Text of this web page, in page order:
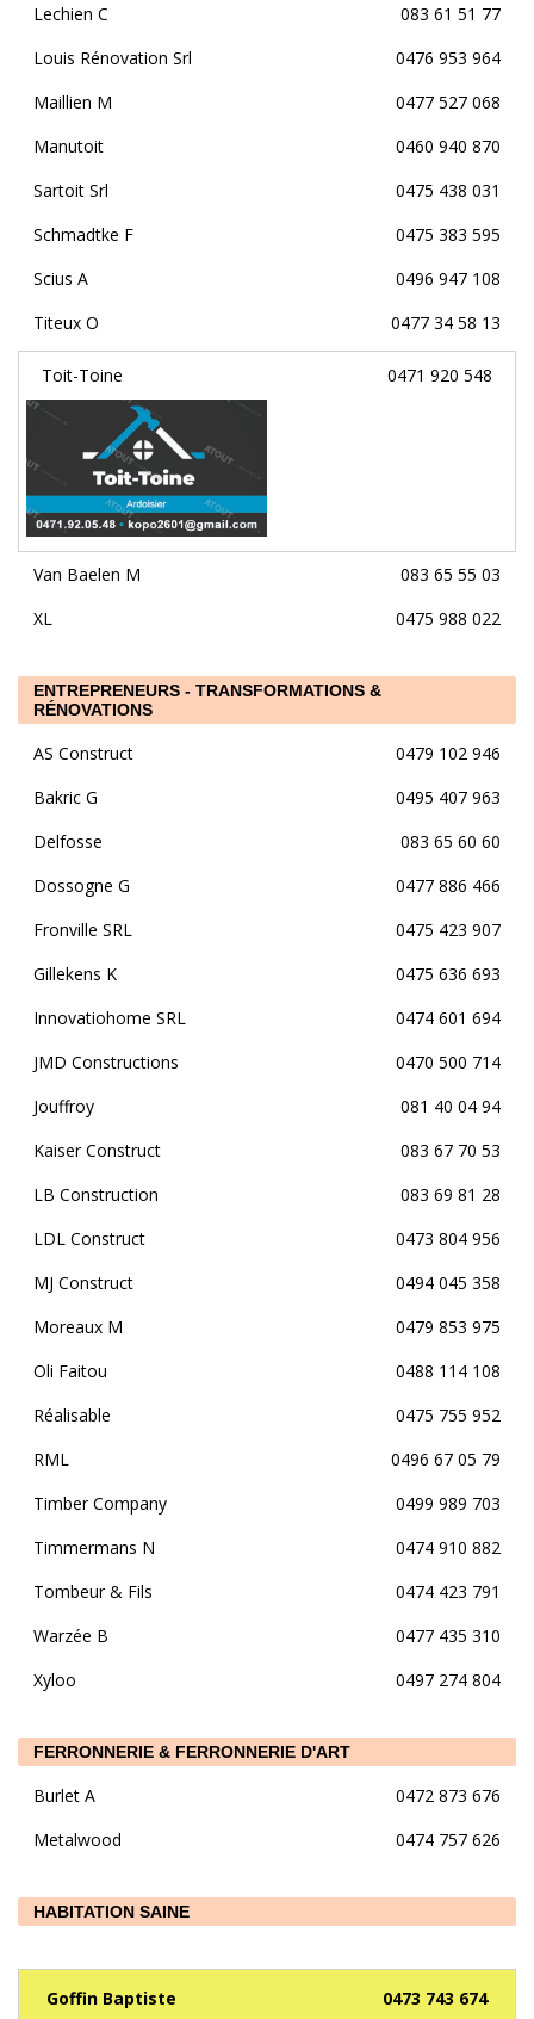
Lechien C
083 61 51 77
Louis Rénovation Srl
0476 953 964
Maillien M
0477 527 068
Manutoit
0460 940 870
Sartoit Srl
0475 438 031
Schmadtke F
0475 383 595
Scius A
0496 947 108
Titeux O
0477 34 58 13
Toit-Toine 0471 920 548
Van Baelen M
083 65 55 03
XL
0475 988 022
ENTREPRENEURS - TRANSFORMATIONS &
RÉNOVATIONS
AS Construct
0479 102 946
Bakric G
0495 407 963
Delfosse
083 65 60 60
Dossogne G
0477 886 466
Fronville SRL
0475 423 907
Gillekens K
0475 636 693
Innovatiohome SRL
0474 601 694
JMD Constructions
0470 500 714
Jouffroy
081 40 04 94
Kaiser Construct
083 67 70 53
LB Construction
083 69 81 28
LDL Construct
0473 804 956
MJ Construct
0494 045 358
Moreaux M
0479 853 975
Oli Faitou
0488 114 108
Réalisable
0475 755 952
RML
0496 67 05 79
Timber Company
0499 989 703
Timmermans N
0474 910 882
Tombeur & Fils
0474 423 791
Warzée B
0477 435 310
Xyloo
0497 274 804
FERRONNERIE & FERRONNERIE D'ART
Burlet A
0472 873 676
Metalwood
0474 757 626
HABITATION SAINE
Goffin Baptiste 0473 743 674